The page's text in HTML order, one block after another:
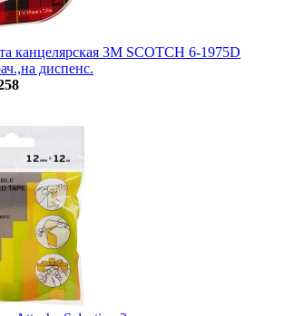
канцелярская 3M SCOTCH 6-1975D
диспенс.